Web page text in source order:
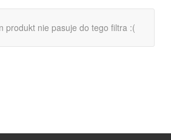
produkt nie pasuje do tego filtra :(